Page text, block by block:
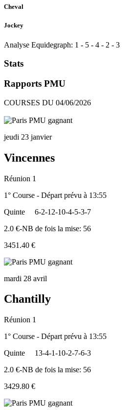
Cheval
Jockey
Analyse Equidegraph: 1 - 5 - 4 - 2 - 3
Stats
Rapports PMU
COURSES DU 04/06/2026
jeudi 23 janvier
Vincennes
Réunion 1
1° Course - Départ prévu à 13:55
Quinte
6-2-12-10-4-5-3-7
2.0 €-NB de fois la mise: 56
3451.40 €
mardi 28 avril
Chantilly
Réunion 1
1° Course - Départ prévu à 13:55
Quinte
13-4-1-10-2-7-6-3
2.0 €-NB de fois la mise: 56
3429.80 €